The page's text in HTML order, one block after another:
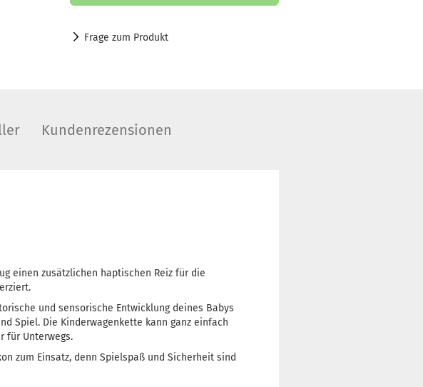
Frage zum Produkt
Kundenrezensionen
einen zusätzlichen haptischen Reiz für die
und sensorische Entwicklung deines Babys
Spiel. Die Kinderwagenkette kann ganz einfach
für Unterwegs.
zum Einsatz, denn Spielspaß und Sicherheit sind